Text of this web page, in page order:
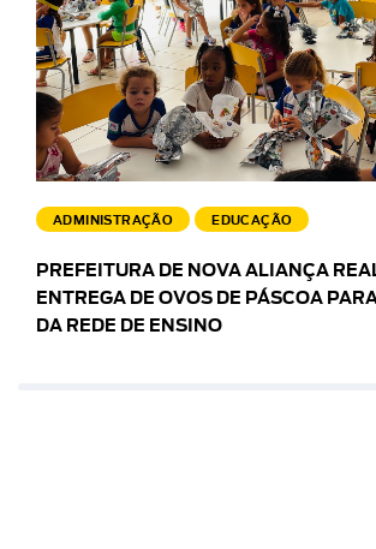
ADMINISTRAÇÃO EDUCAÇÃO
PREFEITURA DE NOVA ALIANÇA
ENTREGA DE OVOS DE PÁSCOA
DA REDE DE ENSINO